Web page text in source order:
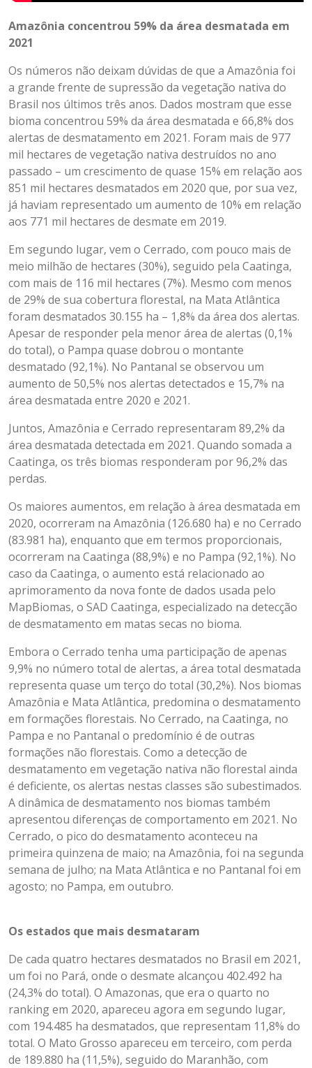
Amazônia concentrou 59% da área desmatada em
2021
Os números não deixam dúvidas de que a Amazônia foi
a grande frente de supressão da vegetação nativa do
Brasil nos últimos três anos. Dados mostram que esse
bioma concentrou 59% da área desmatada e 66,8% dos
alertas de desmatamento em 2021. Foram mais de 977
mil hectares de vegetação nativa destruídos no ano
passado – um crescimento de quase 15% em relação aos
851 mil hectares desmatados em 2020 que, por sua vez,
já haviam representado um aumento de 10% em relação
aos 771 mil hectares de desmate em 2019.
Em segundo lugar, vem o Cerrado, com pouco mais de
meio milhão de hectares (30%), seguido pela Caatinga,
com mais de 116 mil hectares (7%). Mesmo com menos
de 29% de sua cobertura florestal, na Mata Atlântica
foram desmatados 30.155 ha – 1,8% da área dos alertas.
Apesar de responder pela menor área de alertas (0,1%
do total), o Pampa quase dobrou o montante
desmatado (92,1%). No Pantanal se observou um
aumento de 50,5% nos alertas detectados e 15,7% na
área desmatada entre 2020 e 2021.
Juntos, Amazônia e Cerrado representaram 89,2% da
área desmatada detectada em 2021. Quando somada a
Caatinga, os três biomas responderam por 96,2% das
perdas.
Os maiores aumentos, em relação à área desmatada em
2020, ocorreram na Amazônia (126.680 ha) e no Cerrado
(83.981 ha), enquanto que em termos proporcionais,
ocorreram na Caatinga (88,9%) e no Pampa (92,1%). No
caso da Caatinga, o aumento está relacionado ao
aprimoramento da nova fonte de dados usada pelo
MapBiomas, o SAD Caatinga, especializado na detecção
de desmatamento em matas secas no bioma.
Embora o Cerrado tenha uma participação de apenas
9,9% no número total de alertas, a área total desmatada
representa quase um terço do total (30,2%). Nos biomas
Amazônia e Mata Atlântica, predomina o desmatamento
em formações florestais. No Cerrado, na Caatinga, no
Pampa e no Pantanal o predomínio é de outras
formações não florestais. Como a detecção de
desmatamento em vegetação nativa não florestal ainda
é deficiente, os alertas nestas classes são subestimados.
A dinâmica de desmatamento nos biomas também
apresentou diferenças de comportamento em 2021. No
Cerrado, o pico do desmatamento aconteceu na
primeira quinzena de maio; na Amazônia, foi na segunda
semana de julho; na Mata Atlântica e no Pantanal foi em
agosto; no Pampa, em outubro.
Os estados que mais desmataram
De cada quatro hectares desmatados no Brasil em 2021,
um foi no Pará, onde o desmate alcançou 402.492 ha
(24,3% do total). O Amazonas, que era o quarto no
ranking em 2020, apareceu agora em segundo lugar,
com 194.485 ha desmatados, que representam 11,8% do
total. O Mato Grosso apareceu em terceiro, com perda
de 189.880 ha (11,5%), seguido do Maranhão, com